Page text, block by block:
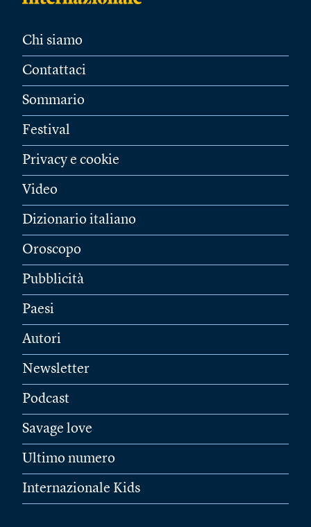
Chi siamo
Contattaci
Sommario
Festival
Privacy e cookie
Video
Dizionario italiano
Oroscopo
Pubblicità
Paesi
Autori
Newsletter
Podcast
Savage love
Ultimo numero
Internazionale Kids